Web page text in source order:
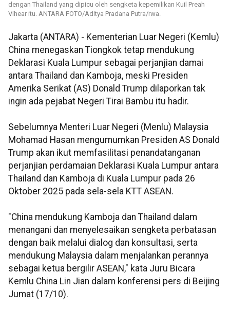
dengan Thailand yang dipicu oleh sengketa kepemilikan Kuil Preah
Vihear itu. ANTARA FOTO/Aditya Pradana Putra/rwa.
Jakarta (ANTARA) - Kementerian Luar Negeri (Kemlu)
China menegaskan Tiongkok tetap mendukung
Deklarasi Kuala Lumpur sebagai perjanjian damai
antara Thailand dan Kamboja, meski Presiden
Amerika Serikat (AS) Donald Trump dilaporkan tak
ingin ada pejabat Negeri Tirai Bambu itu hadir.
Sebelumnya Menteri Luar Negeri (Menlu) Malaysia
Mohamad Hasan mengumumkan Presiden AS Donald
Trump akan ikut memfasilitasi penandatanganan
perjanjian perdamaian Deklarasi Kuala Lumpur antara
Thailand dan Kamboja di Kuala Lumpur pada 26
Oktober 2025 pada sela-sela KTT ASEAN.
"China mendukung Kamboja dan Thailand dalam
menangani dan menyelesaikan sengketa perbatasan
dengan baik melalui dialog dan konsultasi, serta
mendukung Malaysia dalam menjalankan perannya
sebagai ketua bergilir ASEAN," kata Juru Bicara
Kemlu China Lin Jian dalam konferensi pers di Beijing
Jumat (17/10).